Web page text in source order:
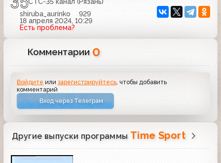
shiruba_aurinko
929
18 апреля 2024, 10:29
Есть проблема?
Комментарии 0
Войдите илизарегистрируйтесь , чтобы добавить
комментарий
Вход через Телеграм
Другие выпуски программы Time Sport